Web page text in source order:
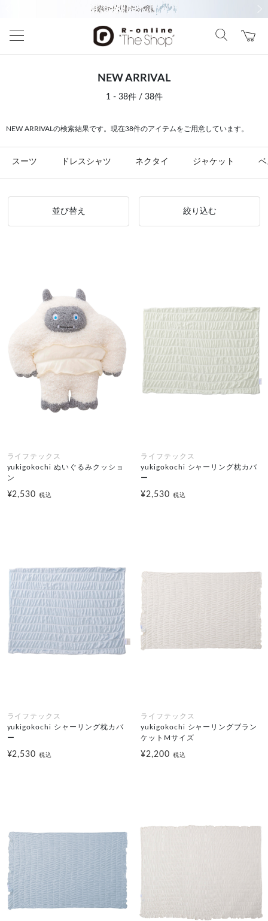
NEW ARRIVAL
1 - 38件 / 38件
NEW ARRIVALの検索結果です。現在38件のアイテムをご用意しています。
スーツ ドレスシャツ ネクタイ ジャケット
並び替え 絞り込む
ライフテックス
yukigokochi ぬいぐるみクッショ
ン
¥2,530税込
ライフテックス
yukigokochi シャーリング枕カバ
ー
¥2,530 税込
ライフテックス
yukigokochi シャーリング枕カバ
ー
¥2,530税込
ライフテックス
yukigokochi シャーリングブラン
ケットMサイズ
¥2,200 税込